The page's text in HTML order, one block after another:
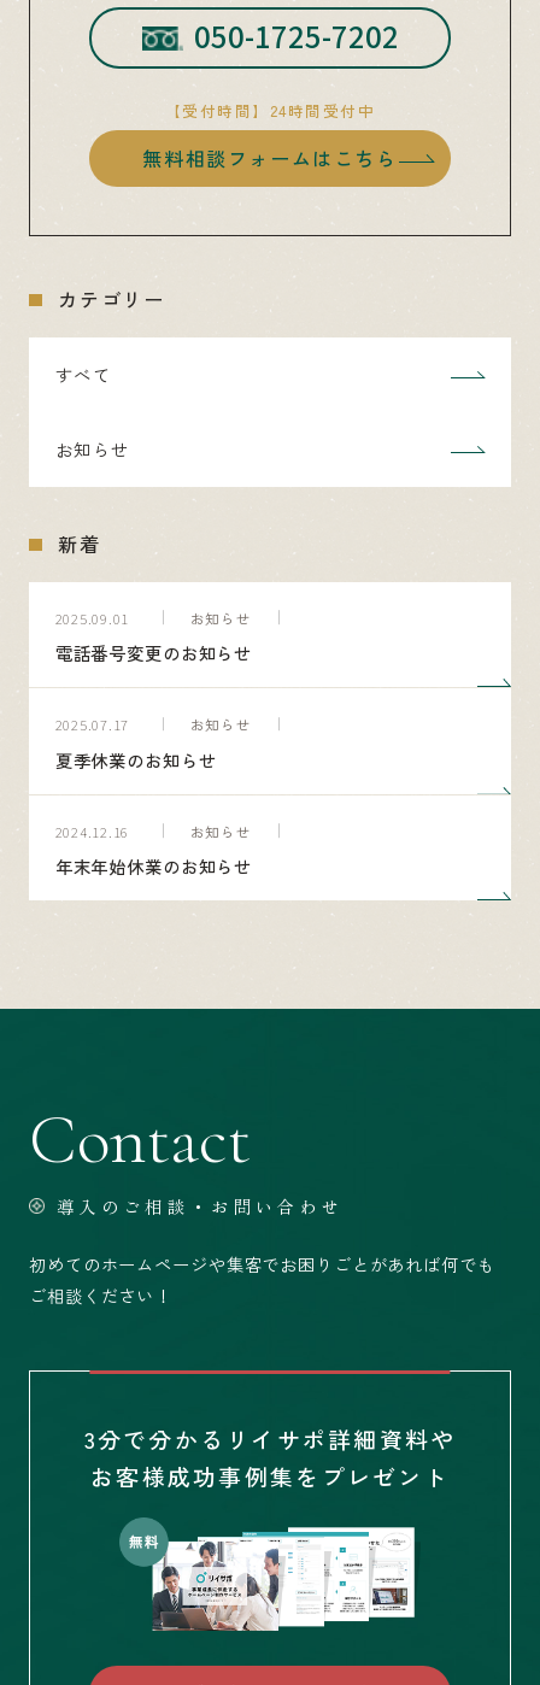
050-1725-7202
【受付時間】24時間受付中
無料相談フォームはこちら
カテゴリー
すべて
お知らせ
新着
2025.09.01 お知らせ
電話番号変更のお知らせ
2025.07.17 お知らせ
夏季休業のお知らせ
2024.12.16 お知らせ
年末年始休業のお知らせ
Contact
導入のご相談・お問い合わせ
初めてのホームページや集客でお困りごとがあれば何でも
ご相談ください！
3分で分かるリイサポ詳細資料や
お客様成功事例集をプレゼント